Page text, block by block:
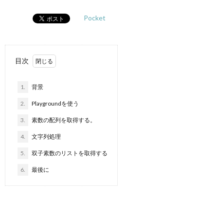
Pocket
目次
1. 背景
2. Playgroundを使う
3. 素数の配列を取得する。
4. 文字列処理
5. 双子素数のリストを取得する
6. 最後に